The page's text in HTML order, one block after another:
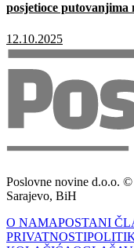
posjetioce putovanjima
12.10.2025
Poslovne novine d.o.o.
Sarajevo, BiH
O NAMAPOSTANI
PRIVATNOSTI